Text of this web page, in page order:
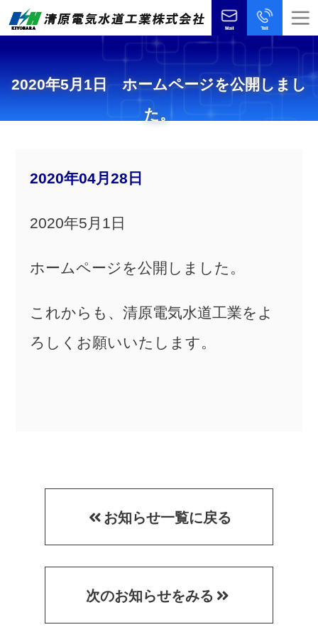
2020年5月1日 ホームページを公開しまし
た。
2020年04月28日
2020年5月1日
ホームページを公開しました。
これからも、清原電気水道工業をよ
ろしくお願いいたします。
お知らせ一覧に戻る
次のお知らせをみる